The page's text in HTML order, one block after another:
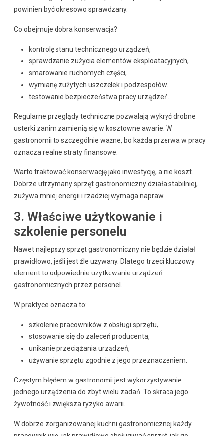
powinien być okresowo sprawdzany.
Co obejmuje dobra konserwacja?
kontrolę stanu technicznego urządzeń,
sprawdzanie zużycia elementów eksploatacyjnych,
smarowanie ruchomych części,
wymianę zużytych uszczelek i podzespołów,
testowanie bezpieczeństwa pracy urządzeń.
Regularne przeglądy techniczne pozwalają wykryć drobne
usterki zanim zamienią się w kosztowne awarie. W
gastronomii to szczególnie ważne, bo każda przerwa w pracy
oznacza realne straty finansowe.
Warto traktować konserwację jako inwestycję, a nie koszt.
Dobrze utrzymany sprzęt gastronomiczny działa stabilniej,
zużywa mniej energii i rzadziej wymaga napraw.
3. Właściwe użytkowanie i
szkolenie personelu
Nawet najlepszy sprzęt gastronomiczny nie będzie działał
prawidłowo, jeśli jest źle używany. Dlatego trzeci kluczowy
element to odpowiednie użytkowanie urządzeń
gastronomicznych przez personel.
W praktyce oznacza to:
szkolenie pracowników z obsługi sprzętu,
stosowanie się do zaleceń producenta,
unikanie przeciążania urządzeń,
używanie sprzętu zgodnie z jego przeznaczeniem.
Częstym błędem w gastronomii jest wykorzystywanie
jednego urządzenia do zbyt wielu zadań. To skraca jego
żywotność i zwiększa ryzyko awarii.
W dobrze zorganizowanej kuchni gastronomicznej każdy